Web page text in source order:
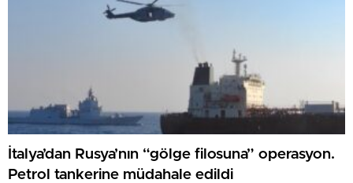
İtalya’dan Rusya’nın “gölge filosuna” operasyon.
Petrol tankerine müdahale edildi